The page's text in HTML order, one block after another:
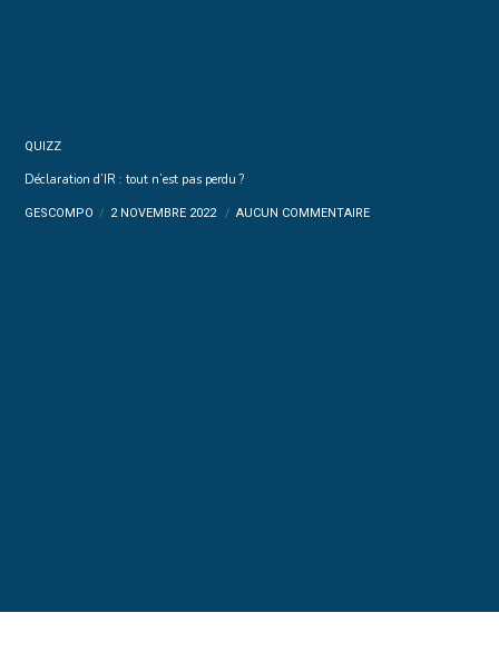
QUIZZ
Déclaration d’IR : tout n’est pas perdu ?
GESCOMPO 2 NOVEMBRE 2022 AUCUN COMMENTAIRE